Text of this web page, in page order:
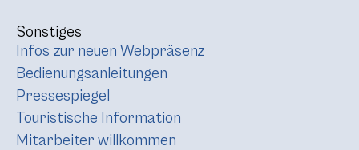
Sonstiges
Infos zur neuen Webpräsenz
Bedienungsanleitungen
Pressespiegel
Touristische Information
Mitarbeiter willkommen